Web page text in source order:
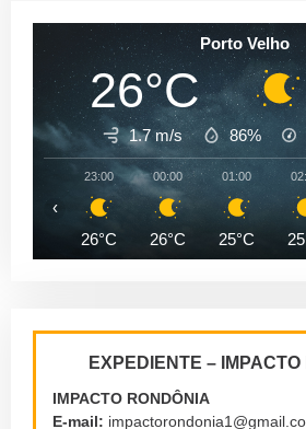
Porto Velho
26°C
1.7 m/s 86%
23:00
26°C
00:00
26°C
01:00
25°C
‹
EXPEDIENTE –
IMPACTO RONDÔNIA
E-mail: